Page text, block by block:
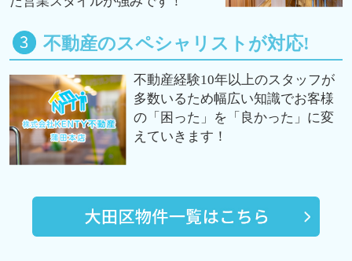
不動産のスペシャリストが対応!
不動産経験10年以上のスタッフが
多数いるため幅広い知識でお客様
の「困った」を「良かった」に変
えていきます！